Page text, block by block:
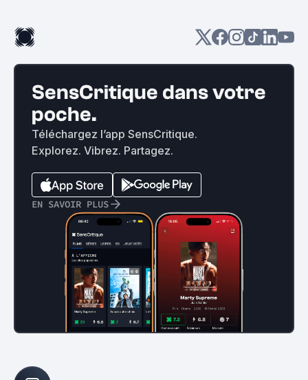
SensCritique dans votre
poche.
Téléchargez l’app SensCritique.
Explorez. Vibrez. Partagez.
EN SAVOIR PLUS